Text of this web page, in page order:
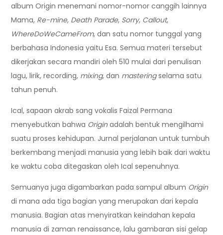
album Origin menemani nomor-nomor canggih lainnya
Mama, Re-mine, Death Parade, Sorry, Callout,
WhereDoWeCameFrom, dan satu nomor tunggal yang
berbahasa Indonesia yaitu Esa. Semua materi tersebut
dikerjakan secara mandiri oleh 510 mulai dari penulisan
lagu, lirik, recording, mixing, dan masteringselama satu
tahun penuh.
Ical, sapaan akrab sang vokalis Faizal Permana
menyebutkan bahwa Originadalah bentuk mengilhami
suatu proses kehidupan. Jurnal perjalanan untuk tumbuh
berkembang menjadi manusia yang lebih baik dari waktu
ke waktu coba ditegaskan oleh Ical sepenuhnya.
Semuanya juga digambarkan pada sampul album Origin
di mana ada tiga bagian yang merupakan dari kepala
manusia. Bagian atas menyiratkan keindahan kepala
manusia di zaman renaissance, lalu gambaran sisi gelap